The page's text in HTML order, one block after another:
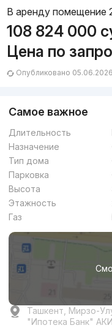
В аренду помещение
108 824 000
Цена по
Опубликовано 05.06.2026
Самое важное
Длительность
Назначение
Тип дома
Парковка
Высота
Этажность
Газ
Ташкент, Мирзо-
"Ипотека Банк"